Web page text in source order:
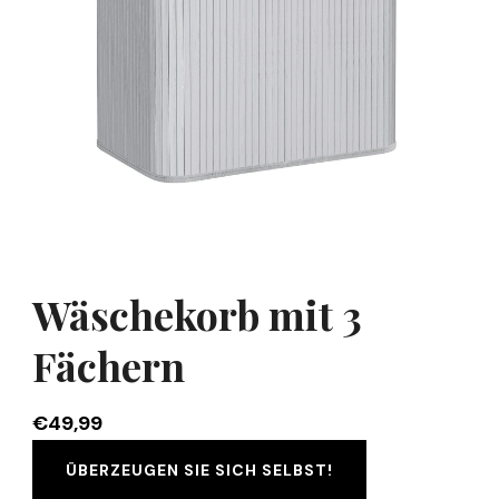
Wäschekorb mit 3
Fächern
€49,99
ÜBERZEUGEN SIE SICH SELBST!